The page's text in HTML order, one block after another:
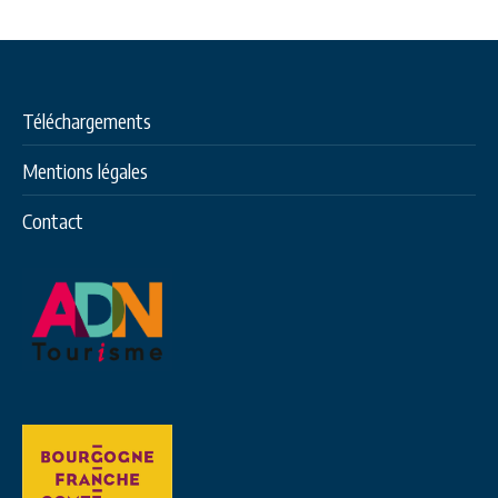
Téléchargements
Mentions légales
Contact